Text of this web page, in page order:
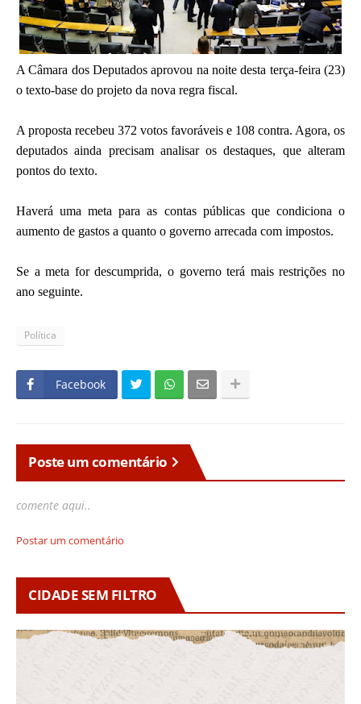
A Câmara dos Deputados aprovou na noite desta terça-feira (23)
o texto-base do projeto da nova regra fiscal.
A proposta recebeu 372 votos favoráveis e 108 contra. Agora, os
deputados ainda precisam analisar os destaques, que alteram
pontos do texto.
Haverá uma meta para as contas públicas que condiciona o
aumento de gastos a quanto o governo arrecada com impostos.
Se a meta for descumprida, o governo terá mais restrições no
ano seguinte.
Política
Facebook
Poste um comentário
comente aqui..
Postar um comentário
CIDADE SEM FILTRO